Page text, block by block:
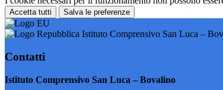
Accetta tutti Salva le preferenze
Istituto Comprensivo San Luca –
Contatti
Istituto Comprensivo San Luca – Bovalino